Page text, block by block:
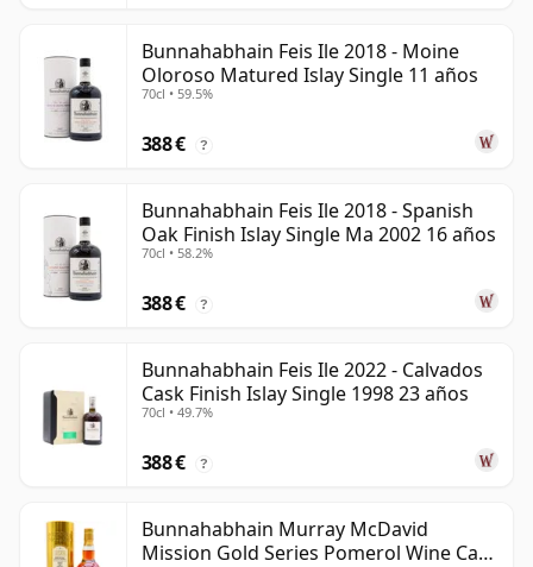
Bunnahabhain Feis Ile 2018 - Moine
Oloroso Matured Islay Single 11 años
70cl • 59.5%
388 € ?
Bunnahabhain Feis Ile 2018 - Spanish
Oak Finish Islay Single Ma 2002 16 años
70cl • 58.2%
388 € ?
Bunnahabhain Feis Ile 2022 - Calvados
Cask Finish Islay Single 1998 23 años
70cl • 49.7%
388 € ?
Bunnahabhain Murray McDavid
Mission Gold Series Pomerol Wine Ca